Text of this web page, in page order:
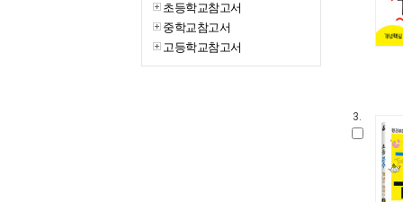
초등학교참고서
중학교참고서
고등학교참고서
3.